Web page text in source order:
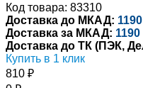
Код товара: 83310
Доставка до МКАД:
Доставка за МКАД:
Доставка до ТК (ПЭК,
Купить в 1 клик
810 ₽